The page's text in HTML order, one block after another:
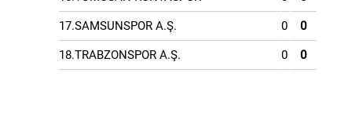
17.SAMSUNSPOR A.Ş. 0 0
18.TRABZONSPOR A.Ş. 0 0